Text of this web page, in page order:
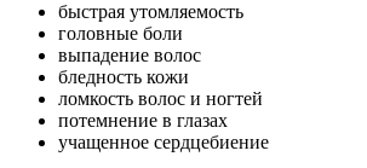
быстрая утомляемость
головные боли
выпадение волос
бледность кожи
ломкость волос и ногтей
потемнение в глазах
учащенное сердцебиение